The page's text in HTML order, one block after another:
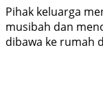
Pihak keluarga
musibah dan
dibawa ke rumah